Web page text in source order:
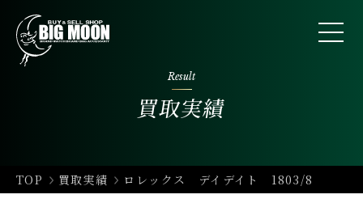
Result
買取実績
TOP 買取実績 ロレックス デイデイト 1803/8